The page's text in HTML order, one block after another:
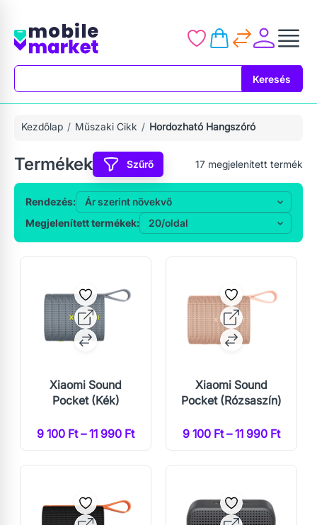
Keresés
Kezdőlap Műszaki Cikk Hordozható Hangszóró
Termékek Szűrő 17 megjelenített termék
Rendezés:
Megjelenített termékek:
Xiaomi Sound
Pocket (Kék)
9 100 Ft – 11 990 Ft
Xiaomi Sound
Pocket (Rózsaszín)
9 100 Ft – 11 990 Ft